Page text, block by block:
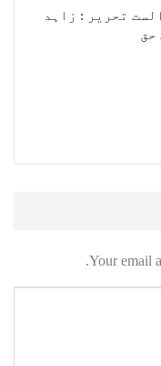
تحریر : زاہد
حق
Your email